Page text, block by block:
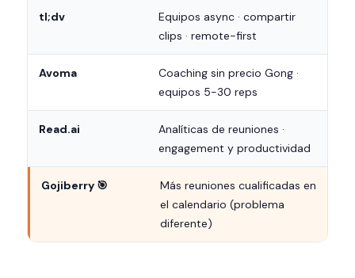
tl;dv
Equipos async · compartir
clips · remote-first
Avoma
Coaching sin precio Gong ·
equipos 5-30 reps
Read.ai
Analíticas de reuniones ·
engagement y productividad
Gojiberry 🎯
Más reuniones cualificadas en
el calendario (problema
diferente)